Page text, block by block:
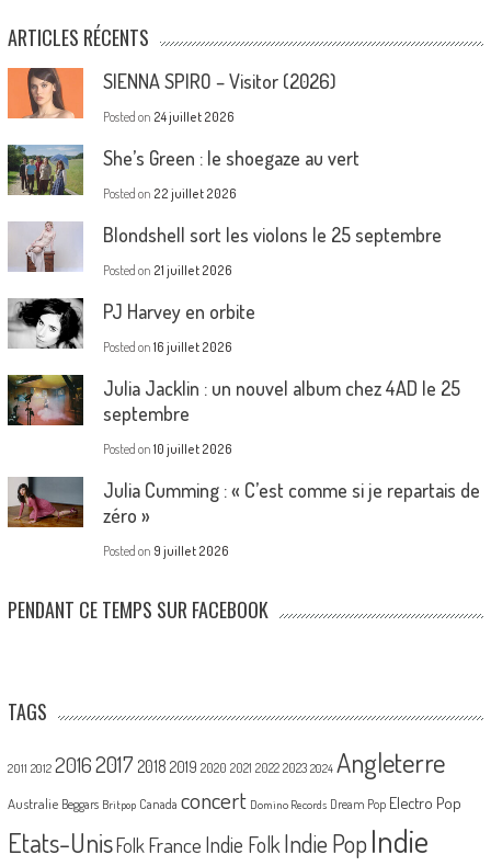
ARTICLES RÉCENTS
SIENNA SPIRO – Visitor (2026)
Posted on 24 juillet 2026
She’s Green : le shoegaze au vert
Posted on 22 juillet 2026
Blondshell sort les violons le 25 septembre
Posted on 21 juillet 2026
PJ Harvey en orbite
Posted on 16 juillet 2026
Julia Jacklin : un nouvel album chez 4AD le 25
septembre
Posted on 10 juillet 2026
Julia Cumming : « C’est comme si je repartais de
zéro »
Posted on 9 juillet 2026
PENDANT CE TEMPS SUR FACEBOOK
TAGS
2011 2012 20162017 2018 2019 2020 2021 2022 2023 2024 Angleterre
Australie Beggars Britpop Canada concert Domino Records Dream Pop Electro Pop
Etats-UnisFolk France Indie FolkIndie PopIndie